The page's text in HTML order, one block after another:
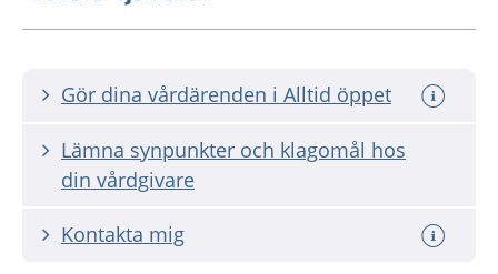
Gör dina vårdärenden i Alltid öppet
Lämna synpunkter och klagomål hos
din vårdgivare
Kontakta mig